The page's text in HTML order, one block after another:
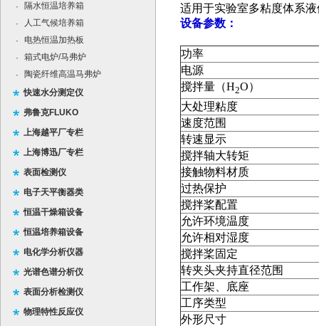
·
隔水恒温培养箱
·
人工气候培养箱
·
电热恒温加热板
·
箱式电炉/马弗炉
·
陶瓷纤维高温马弗炉
快速水分测定仪
弗鲁克FLUKO
上海越平厂专栏
上海博迅厂专栏
表面检测仪
电子天平衡器类
恒温干燥箱设备
恒温培养箱设备
电化学分析仪器
光谱色谱分析仪
表面分析检测仪
物理特性反应仪
适用于实验室多粘度体系
设备参数：
功率
电源
搅拌量（H2O）
大处理粘度
速度范围
转速显示
搅拌轴大转矩
接触物料材质
过热保护
搅拌桨配置
允许环境温度
允许相对湿度
搅拌桨固定
转夹头夹持直径范围
工作架、底座
工序类型
外形尺寸